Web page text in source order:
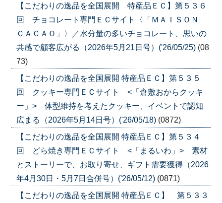
【こだわりの逸品を全国展開 特産品ＥＣ】第５３６
回 チョコレート専門ＥＣサイト〈「ＭＡＩＳＯＮ
ＣＡＣＡＯ」〉／水分量の多いチョコレート、思いの
共感で顧客広がる（2026年5月21日号）('26/05/25) (08
73)
【こだわりの逸品を全国展開 特産品ＥＣ】第５３５
回 クッキー専門ＥＣサイト <「倉敷おからクッキ
ー」> 体型維持を考えたクッキー、イベントで認知
広まる（2026年5月14日号）('26/05/18) (0872)
【こだわりの逸品を全国展開 特産品ＥＣ】第５３４
回 どら焼き専門ＥＣサイト <「まるいわ」> 素材
とストーリーで、お取り寄せ、ギフト需要獲得（2026
年4月30日・5月7日合併号）('26/05/12) (0871)
【こだわりの逸品を全国展開 特産品ＥＣ】 第５３３